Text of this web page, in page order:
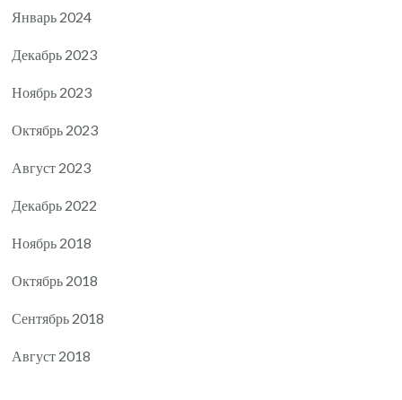
Январь 2024
Декабрь 2023
Ноябрь 2023
Октябрь 2023
Август 2023
Декабрь 2022
Ноябрь 2018
Октябрь 2018
Сентябрь 2018
Август 2018